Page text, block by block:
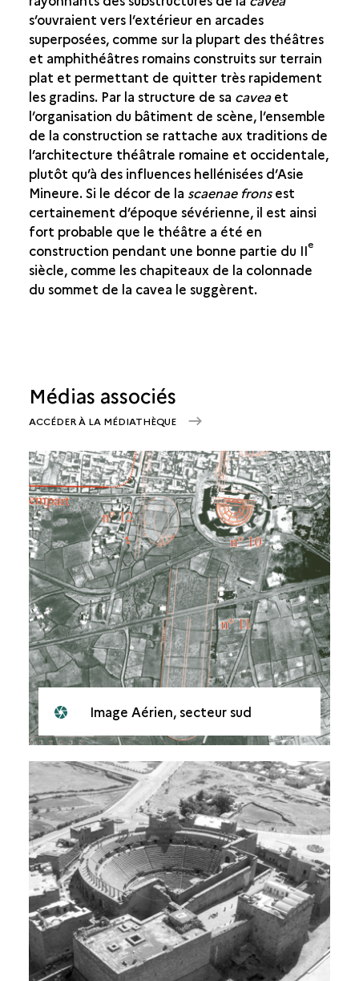
s’ouvraient vers l’extérieur en arcades
superposées, comme sur la plupart des théâtres
et amphithéâtres romains construits sur terrain
plat et permettant de quitter très rapidement
les gradins. Par la structure de sa caveaet
l’organisation du bâtiment de scène, l’ensemble
de la construction se rattache aux traditions de
l’architecture théâtrale romaine et occidentale,
plutôt qu’à des influences hellénisées d’Asie
Mineure. Si le décor de la scaenae fronsest
certainement d’époque sévérienne, il est ainsi
fort probable que le théâtre a été en
construction pendant une bonne partie du IIe
siècle, comme les chapiteaux de la colonnade
du sommet de la cavea le suggèrent.
Médias associés
ACCÉDER À LA MÉDIATHÈQUE
Image Aérien, secteur sud